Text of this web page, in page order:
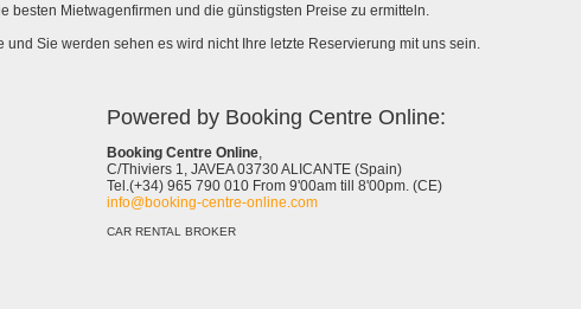
besten Mietwagenfirmen und die günstigsten Preise zu ermitteln.
Sie werden sehen es wird nicht Ihre letzte Reservierung mit uns sein.
Powered by Booking Centre Online:
Booking Centre Online,
C/Thiviers 1, JAVEA 03730 ALICANTE (Spain)
Tel.(+34) 965 790 010 From 9'00am till 8'00pm. (CE)
info@booking-centre-online.com
CAR RENTAL BROKER